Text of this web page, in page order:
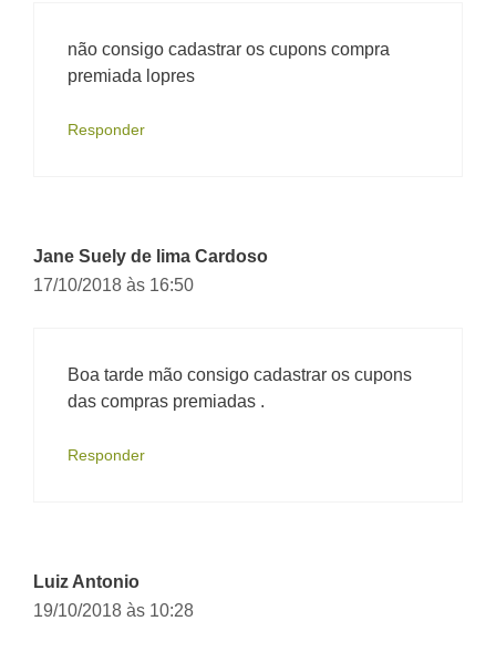
não consigo cadastrar os cupons compra
premiada lopres
Responder
Jane Suely de lima Cardoso
17/10/2018 às 16:50
Boa tarde mão consigo cadastrar os cupons
das compras premiadas .
Responder
Luiz Antonio
19/10/2018 às 10:28